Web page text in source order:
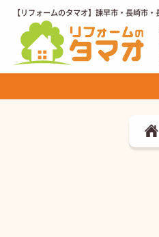
【リフォームのタマオ】諫早市・長崎市